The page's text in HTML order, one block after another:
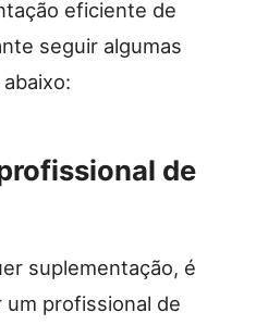
eficiente de
seguir algumas
de
suplementação, é
profissional de